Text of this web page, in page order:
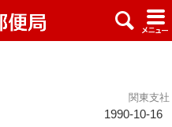
x #
関東支社
1990-10-16